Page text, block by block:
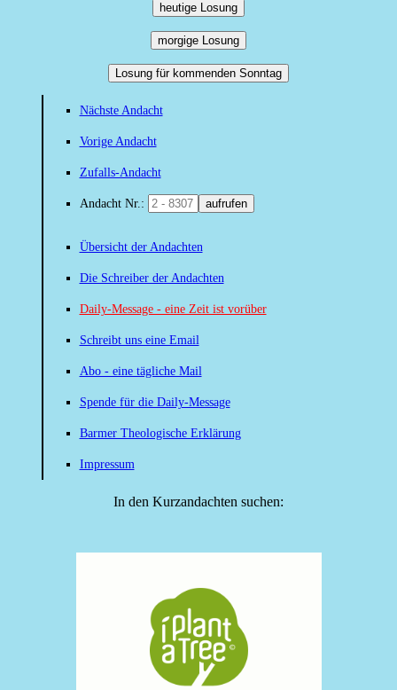
heutige Losung
morgige Losung
Losung für kommenden Sonntag
Nächste Andacht
Vorige Andacht
Zufalls-Andacht
Andacht Nr.: aufrufen
Übersicht der Andachten
Die Schreiber der Andachten
Daily-Message - eine Zeit ist vorüber
Schreibt uns eine Email
Abo - eine tägliche Mail
Spende für die Daily-Message
Barmer Theologische Erklärung
Impressum
In den Kurzandachten suchen: